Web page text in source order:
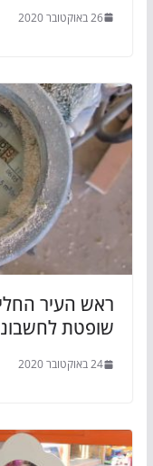
26 באוקטובר 2020
ראש העיר
שופטת
24 באוקטובר 2020